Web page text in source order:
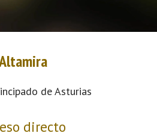
de Asturias
directo